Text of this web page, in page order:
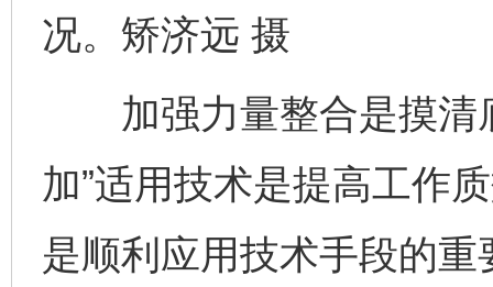
况。矫济远 摄
加强力量整合是摸清
加”适用技术是提高工作
是顺利应用技术手段的